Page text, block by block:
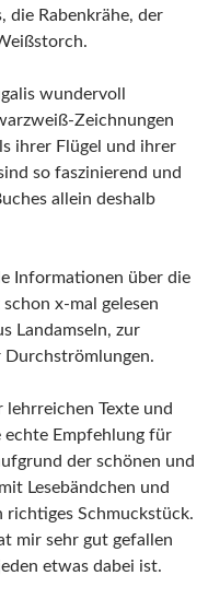
die Rabenkrähe, der
wundervoll
Zeichnungen
ihrer Flügel und ihrer
so faszinierend und
allein deshalb
Informationen über die
x-mal gelesen
Landamseln, zur
Durchströmlungen.
Texte und
echte Empfehlung für
der schönen und
Lesebändchen und
richtiges Schmuckstück.
mir sehr gut gefallen
etwas dabei ist.